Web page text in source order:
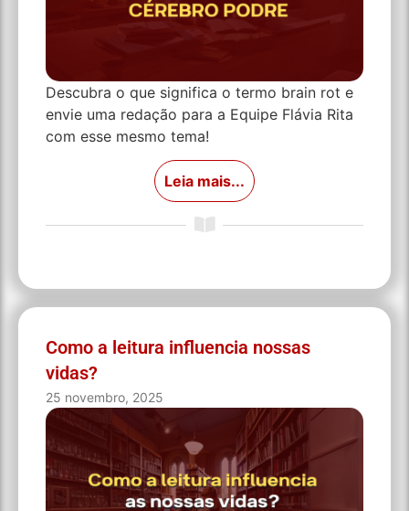
Descubra o que significa o termo brain rot e
envie uma redação para a Equipe Flávia Rita
com esse mesmo tema!
Leia mais...
Como a leitura influencia nossas
vidas?
25 novembro, 2025